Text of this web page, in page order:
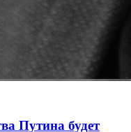
Путина будет